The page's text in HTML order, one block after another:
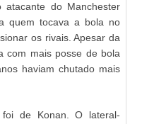
atacante do Manchester
quem tocava a bola no
os rivais. Apesar da
com mais posse de bola
haviam chutado mais
de Konan. O lateral-